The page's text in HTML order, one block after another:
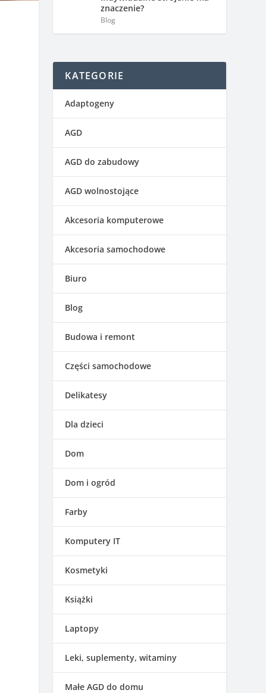
znaczenie?
Blog
KATEGORIE
Adaptogeny
AGD
AGD do zabudowy
AGD wolnostojące
Akcesoria komputerowe
Akcesoria samochodowe
Biuro
Blog
Budowa i remont
Części samochodowe
Delikatesy
Dla dzieci
Dom
Dom i ogród
Farby
Komputery IT
Kosmetyki
Książki
Laptopy
Leki, suplementy, witaminy
Małe AGD do domu